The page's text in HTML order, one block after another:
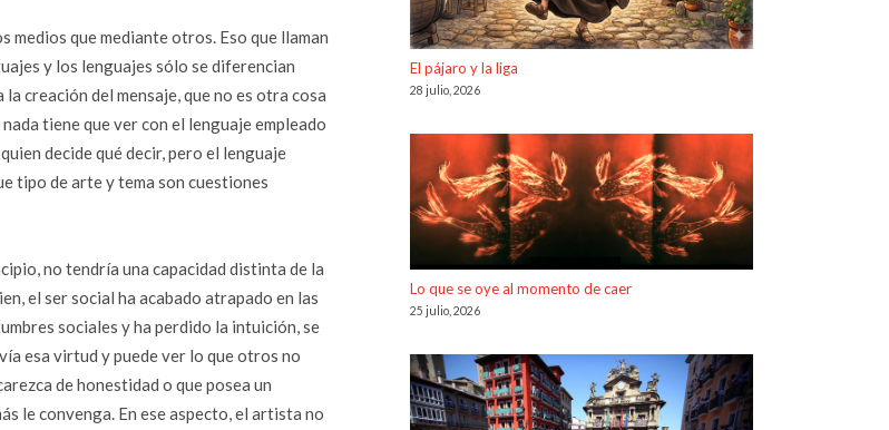
medios que mediante otros. Eso que llaman
y los lenguajes sólo se diferencian
creación del mensaje, que no es otra cosa
tiene que ver con el lenguaje empleado
decide qué decir, pero el lenguaje
tipo de arte y tema son cuestiones
no tendría una capacidad distinta de la
el ser social ha acabado atrapado en las
sociales y ha perdido la intuición, se
esa virtud y puede ver lo que otros no
de honestidad o que posea un
le convenga. En ese aspecto, el artista no
El pájaro y la liga
28 julio, 2026
Lo que se oye al momento de caer
25 julio, 2026